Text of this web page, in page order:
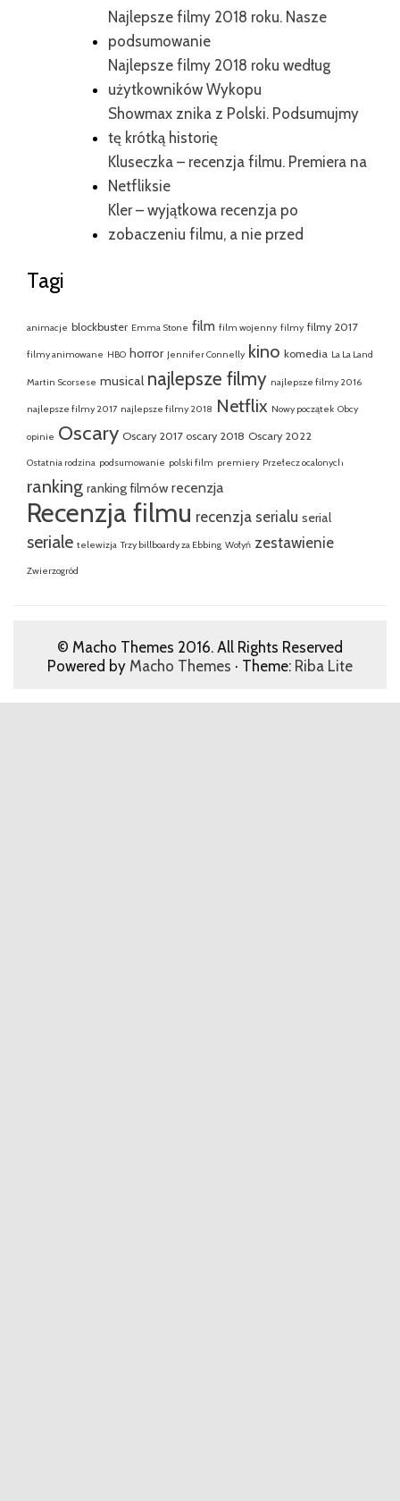
Najlepsze filmy 2018 roku. Nasze
podsumowanie
Najlepsze filmy 2018 roku według
użytkowników Wykopu
Showmax znika z Polski. Podsumujmy
tę krótką historię
Kluseczka – recenzja filmu. Premiera na
Netfliksie
Kler – wyjątkowa recenzja po
zobaczeniu filmu, a nie przed
Tagi
animacje blockbuster Emma Stone film film wojenny filmy filmy 2017
filmy animowane HBO horror Jennifer Connelly kino komedia La La Land
Martin Scorsese musical najlepsze filmy najlepsze filmy 2016
najlepsze filmy 2017 najlepsze filmy 2018 Netflix Nowy początek Obcy
opinie Oscary Oscary 2017 oscary 2018 Oscary 2022
Ostatnia rodzina podsumowanie polski film premiery Przełecz ocalonych
ranking ranking filmów recenzja
Recenzja filmu recenzja serialu serial
seriale telewizja Trzy billboardy za Ebbing Wołyń zestawienie
Zwierzogród
© Macho Themes 2016. All Rights Reserved
Powered by Macho Themes · Theme: Riba Lite